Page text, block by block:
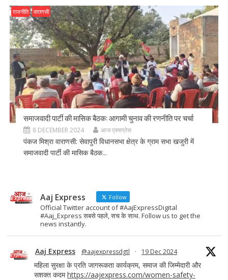
राजनीति वाराणसी
समाजवादी पार्टी की मासिक बैठक: आगामी चुनाव की रणनीति पर चर्चा
8 DECEMBER 2024 आज एक्सप्रेस
पंकज मिश्रा वाराणसी: सेवापुरी विधानसभा क्षेत्र के ग्राम सभा खजुरी में
समाजवादी पार्टी की मासिक बैठक...
Aaj Express Follow
Official Twitter account of #AajExpressDigital
#Aaj_Express सबसे पहले, सच के साथ. Follow us to get the
news instantly.
Aaj Express @aajexpressdgtl · 19 Dec 2024
महिला सुरक्षा के प्रति जागरूकता कार्यक्रम, समाज की जिम्मेदारी और
सशक्त कदमhttps://aajexpress.com/women-safety-